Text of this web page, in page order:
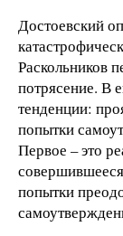
Достоевский
Раскольников
потрясение. В
тенденции:
попытки
Первое – это
попытки